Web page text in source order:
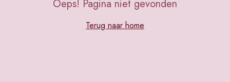
Oeps! Pagina niet gevonden
Terug naar home